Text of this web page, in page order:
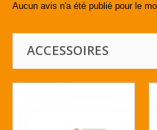
Aucun avis n'a été publié pour le
ACCESSOIRES